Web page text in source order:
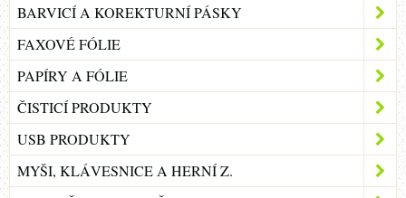
BARVICÍ A KOREKTURNÍ PÁSKY
FAXOVÉ FÓLIE
PAPÍRY A FÓLIE
ČISTICÍ PRODUKTY
USB PRODUKTY
MYŠI, KLÁVESNICE A HERNÍ Z.